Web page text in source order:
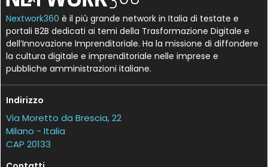
Nextwork360 è il più grande network in Italia di testate e
portali B2B dedicati ai temi della Trasformazione Digitale e
dell’Innovazione Imprenditoriale. Ha la missione di diffondere
la cultura digitale e imprenditoriale nelle imprese e
pubbliche amministrazioni italiane.
Indirizzo
Via Moretto da Brescia, 22
Milano - Italia
CAP 20133